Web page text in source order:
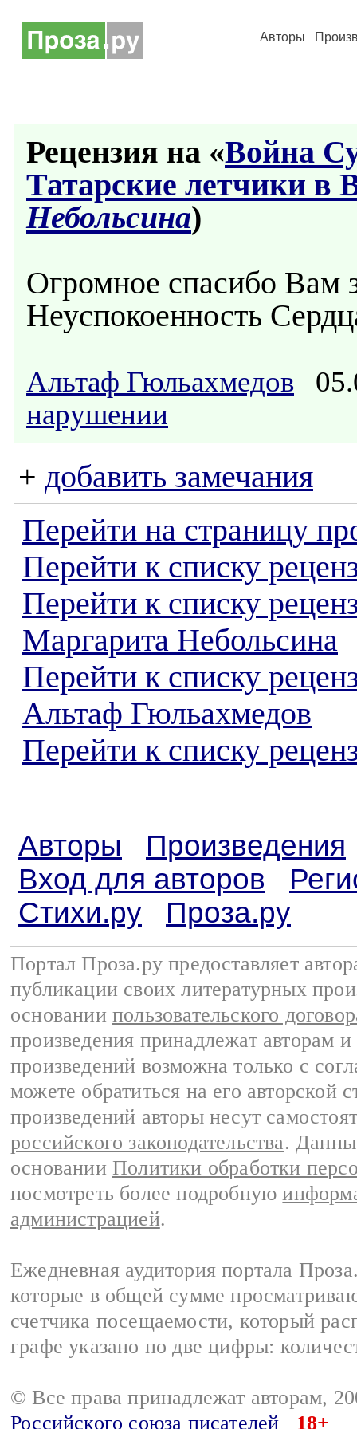
Авторы
Рецензия на «Война
Татарские летчики в
Небольсина)
Огромное спасибо Вам
Неуспокоенность
Альтаф Гюльахмедов
нарушении
+ добавить замечания
Перейти на страницу
Перейти к списку
Перейти к списку
Маргарита Небольсина
Перейти к списку
Альтаф Гюльахмедов
Перейти к списку
Авторы
Произведения
Вход для авторов
Стихи.ру
Проза.ру
Портал Проза.ру предоставляет
публикации своих литературных
основании пользовательского
произведения принадлежат авторам
произведений возможна только с
можете обратиться на его авторской
произведений авторы несут
российского законодательства.
основании Политики обработки
посмотреть более подробную
администрацией.
Ежедневная аудитория портала
которые в общей сумме
счетчика посещаемости, который
графе указано по две цифры:
© Все права принадлежат авторам,
Российского союза писателей
18+